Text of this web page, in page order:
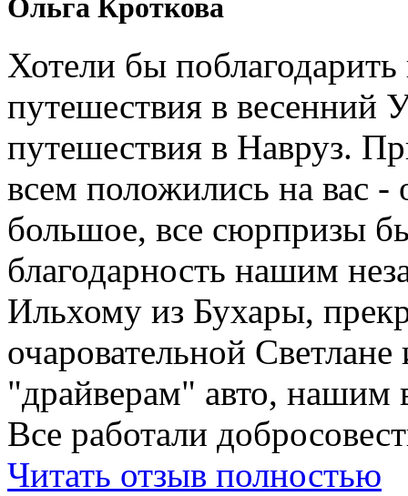
Ольга Кроткова
Хотели бы
путешествия в весенний
путешествия в Навруз.
всем положились на вас -
большое, все сюрпризы
благодарность нашим
Ильхому из Бухары,
очаровательной
"драйверам" авто, нашим
Все работали
Читать отзыв полностью